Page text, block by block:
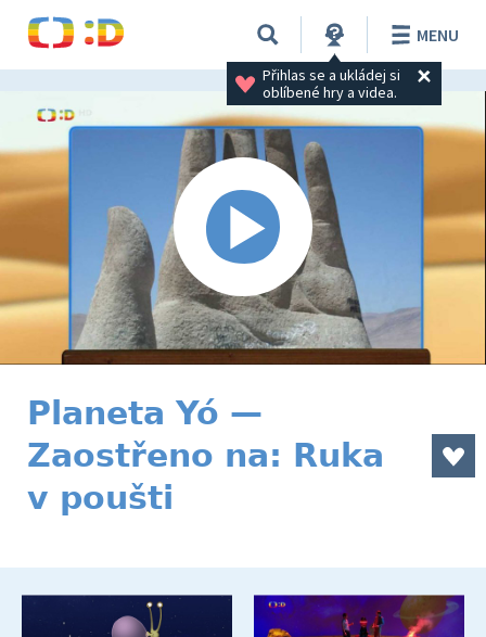
Přihlas se a ukládej si
oblíbené hry a videa.
MENU
Planeta Yó —
Zaostřeno na: Ruka
v poušti